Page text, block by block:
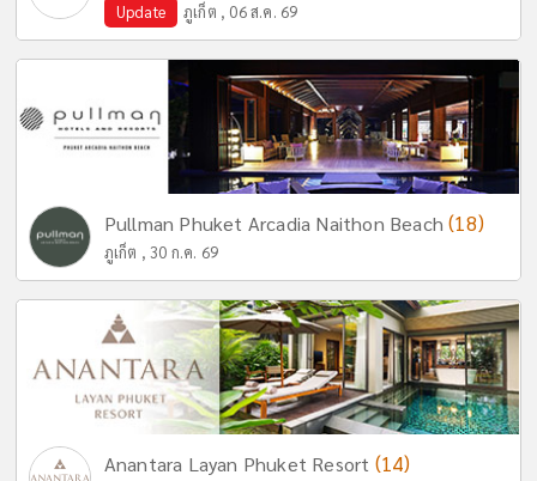
Update ภูเก็ต , 06 ส.ค. 69
Pullman Phuket Arcadia Naithon Beach(18)
ภูเก็ต , 30 ก.ค. 69
Anantara Layan Phuket Resort (14)